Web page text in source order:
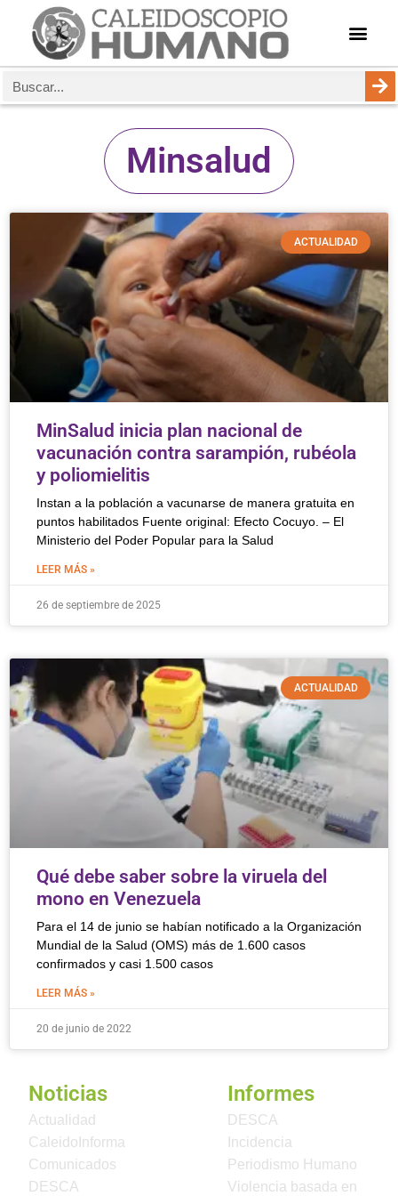
Minsalud
ACTUALIDAD
MinSalud inicia plan nacional de
vacunación contra sarampión, rubéola
y poliomielitis
Instan a la población a vacunarse de manera gratuita en
puntos habilitados Fuente original: Efecto Cocuyo. – El
Ministerio del Poder Popular para la Salud
LEER MÁS »
26 de septiembre de 2025
ACTUALIDAD
Qué debe saber sobre la viruela del
mono en Venezuela
Para el 14 de junio se habían notificado a la Organización
Mundial de la Salud (OMS) más de 1.600 casos
confirmados y casi 1.500 casos
LEER MÁS »
20 de junio de 2022
Noticias
Actualidad
CaleidoInforma
Comunicados
DESCA
Informes
DESCA
Incidencia
Periodismo Humano
Violencia basada en